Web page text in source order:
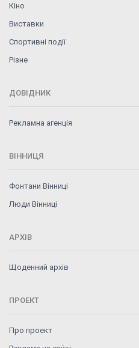
Кіно
Виставки
Спортивні події
Різне
ДОВІДНИК
Рекламна агенція
ВІННИЦЯ
Фонтани Вінниці
Люди Вінниці
АРХІВ
Щоденний архів
ПРОЕКТ
Про проект